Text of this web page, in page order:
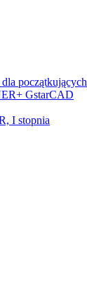
początkujących
GstarCAD
I stopnia